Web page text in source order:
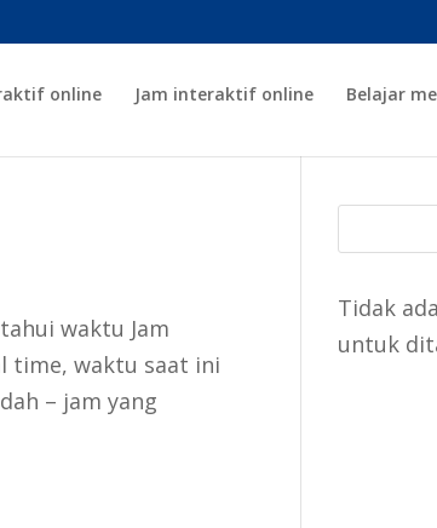
online Jam interaktif online Belajar
waktu Jam
time, waktu saat ini
– jam yang
Tidak
untuk